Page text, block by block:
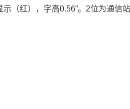
红），字高0.56”。2位为通信